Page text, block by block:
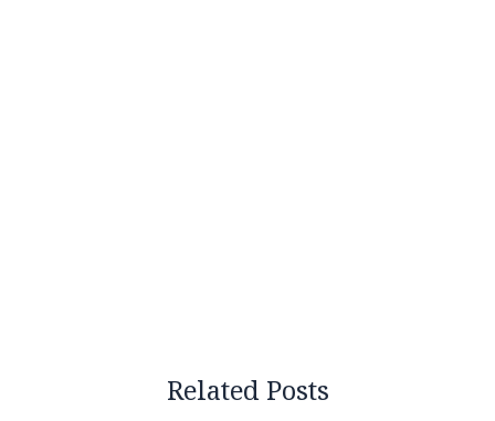
Related Posts